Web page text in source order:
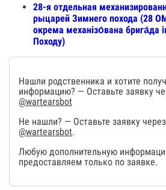
28-я отдельная
рыцарей Зимнего похода (28
окрема механізо́вана брига́да
Походу)
Нашли родственника и хотите
информацию? — Оставьте заявку
@wartearsbot
Не нашли? — Оставьте заявку
@wartearsbot.
Любую дополнительную
предоставляем только по заявке.